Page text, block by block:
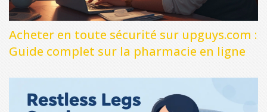
Acheter en toute sécurité sur upguys.com :
Guide complet sur la pharmacie en ligne